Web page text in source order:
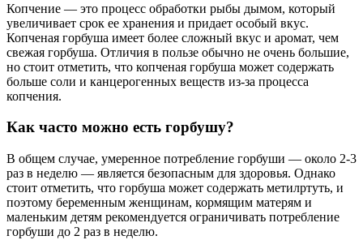
Копчение — это процесс обработки рыбы дымом, который
увеличивает срок ее хранения и придает особый вкус.
Копченая горбуша имеет более сложный вкус и аромат, чем
свежая горбуша. Отличия в пользе обычно не очень большие,
но стоит отметить, что копченая горбуша может содержать
больше соли и канцерогенных веществ из-за процесса
копчения.
Как часто можно есть горбушу?
В общем случае, умеренное потребление горбуши — около 2-3
раз в неделю — является безопасным для здоровья. Однако
стоит отметить, что горбуша может содержать метилртуть, и
поэтому беременным женщинам, кормящим матерям и
маленьким детям рекомендуется ограничивать потребление
горбуши до 2 раз в неделю.